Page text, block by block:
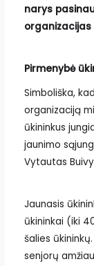
narys
organizacijas
Pirmenybė
Simboliška,
organizaciją
ūkininkus
jaunimo
Vytautas
Jaunasis
ūkininkai (iki
šalies
senjorų